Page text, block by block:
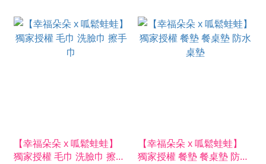
【幸福朵朵 x 呱鬆蛙蛙】
獨家授權 毛巾 洗臉巾 擦手
【幸福朵朵 x 呱鬆蛙蛙】
獨家授權 餐墊 餐桌墊 防水